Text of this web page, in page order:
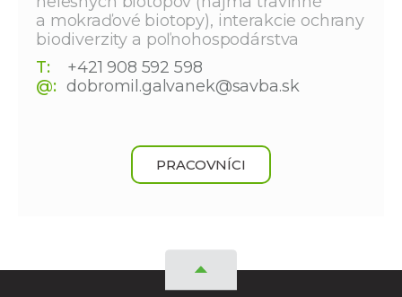
a mokraďové biotopy), interakcie ochrany
biodiverzity a poľnohospodárstva
T:
+421 908 592 598
@: dobromil.galvanek@savba.sk
PRACOVNÍCI